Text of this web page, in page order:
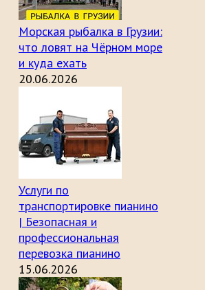
Морская рыбалка в Грузии:
что ловят на Чёрном море
и куда ехать
20.06.2026
Услуги по
транспортировке пианино
| Безопасная и
профессиональная
перевозка пианино
15.06.2026